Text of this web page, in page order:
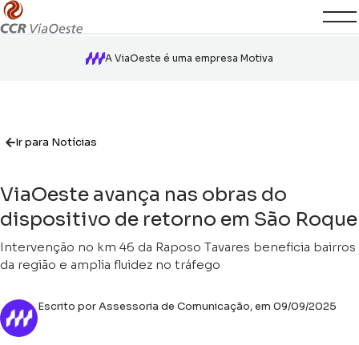
A ViaOeste é uma empresa Motiva
Ir para Notícias
ViaOeste avança nas obras do
dispositivo de retorno em São Roque
Intervenção no km 46 da Raposo Tavares beneficia bairros
da região e amplia fluidez no tráfego
Escrito por Assessoria de Comunicação, em 09/09/2025